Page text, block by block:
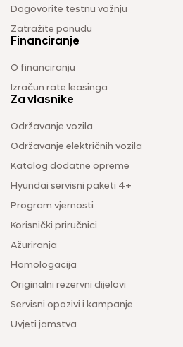
Dogovorite testnu vožnju
Zatražite ponudu
Financiranje
O financiranju
Izračun rate leasinga
Za vlasnike
Održavanje vozila
Održavanje električnih vozila
Katalog dodatne opreme
Hyundai servisni paketi 4+
Program vjernosti
Korisnički priručnici
Ažuriranja
Homologacija
Originalni rezervni dijelovi
Servisni opozivi i kampanje
Uvjeti jamstva